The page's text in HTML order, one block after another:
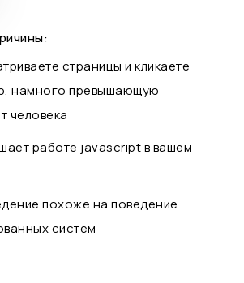
страницы и кликаете
намного превышающую
человека
работе javascript в вашем
похоже на поведение
систем